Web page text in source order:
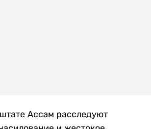
Ассам расследуют